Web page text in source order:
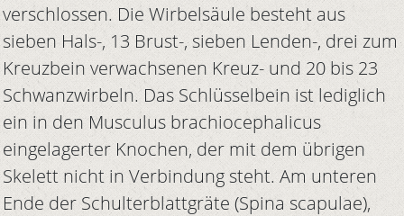
verschlossen. Die Wirbelsäule besteht aus
sieben Hals-, 13 Brust-, sieben Lenden-, drei zum
Kreuzbein verwachsenen Kreuz- und 20 bis 23
Schwanzwirbeln. Das Schlüsselbein ist lediglich
ein in den Musculus brachiocephalicus
eingelagerter Knochen, der mit dem übrigen
Skelett nicht in Verbindung steht. Am unteren
Ende der Schulterblattgräte (Spina scapulae),